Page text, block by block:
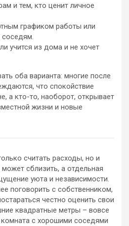
и тем, кто ценит личное
графиком работы или
учится из дома и не хочет
оба варианта: многие после
что спокойствие
а кто-то, наоборот, открывает
жизни и новые
считать расходы, но и
сблизить, а отдельная
уюта и независимости.
поговорить с собственником,
честно оценить свои
квадратные метры – вовсе
комната с хорошими соседями